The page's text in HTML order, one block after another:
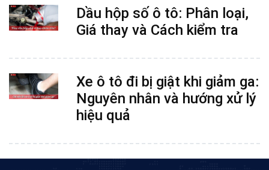
Dầu hộp số ô tô: Phân loại,
Giá thay và Cách kiểm tra
Xe ô tô đi bị giật khi giảm ga:
Nguyên nhân và hướng xử lý
hiệu quả